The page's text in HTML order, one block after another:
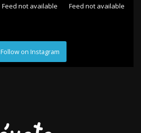
Feed not available Feed not available
Follow on Instagram